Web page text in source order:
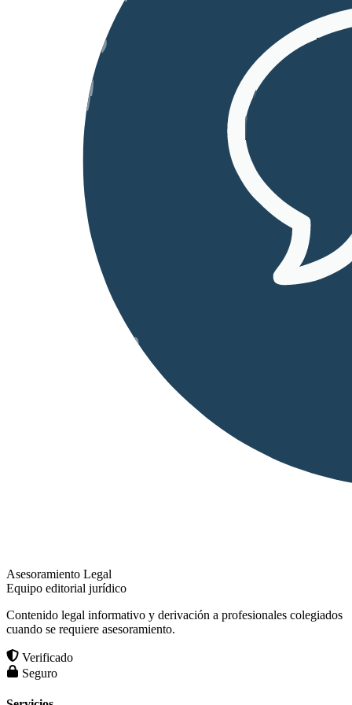
Asesoramiento Legal
Equipo editorial jurídico
Contenido legal informativo y derivación a profesionales colegiados
cuando se requiere asesoramiento.
Verificado
Seguro